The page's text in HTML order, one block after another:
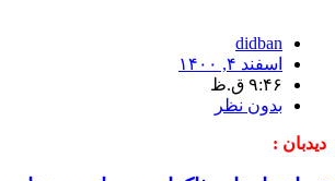
didban
اسفند ۴, ۱۴۰۰
۹:۴۶ ق.ظ
بدون نظر
دیدبان :